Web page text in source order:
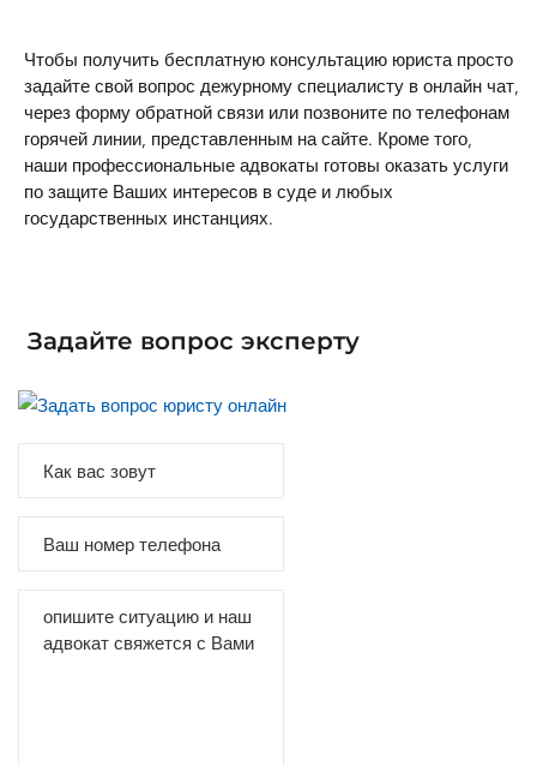
Чтобы получить бесплатную консультацию юриста просто
задайте свой вопрос дежурному специалисту в онлайн чат,
через форму обратной связи или позвоните по телефонам
горячей линии, представленным на сайте. Кроме того,
наши профессиональные адвокаты готовы оказать услуги
по защите Ваших интересов в суде и любых
государственных инстанциях.
Задайте вопрос эксперту